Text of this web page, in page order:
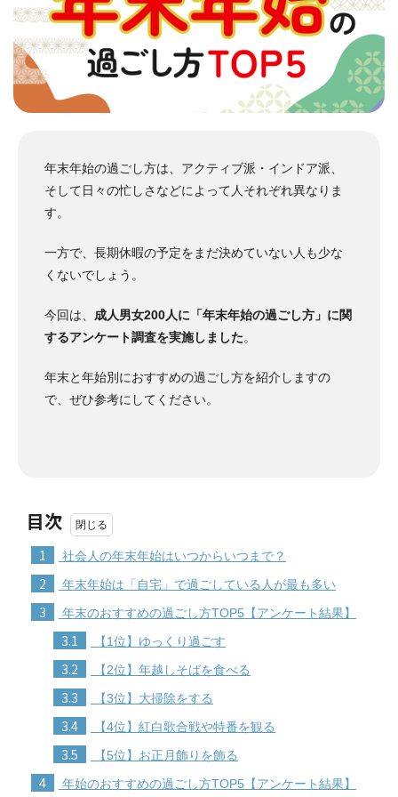
年末年始の過ごし方は、アクティブ派・インドア派、
そして日々の忙しさなどによって人それぞれ異なりま
す。
一方で、長期休暇の予定をまだ決めていない人も少な
くないでしょう。
今回は、 成人男女200人に「年末年始の過ごし方」に関
するアンケート調査を実施しました。
年末と年始別におすすめの過ごし方を紹介しますの
で、ぜひ参考にしてください。
目次
1 社会人の年末年始はいつからいつまで？
2 年末年始は「自宅」で過ごしている人が最も多い
3 年末のおすすめの過ごし方TOP5【アンケート結果】
3.1 【1位】ゆっくり過ごす
3.2 【2位】年越しそばを食べる
3.3 【3位】大掃除をする
3.4 【4位】紅白歌合戦や特番を観る
3.5 【5位】お正月飾りを飾る
4 年始のおすすめの過ごし方TOP5【アンケート結果】